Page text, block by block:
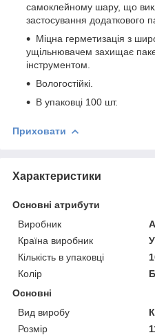
самоклейному шару, що
застосування додаткового
Міцна герметизація з
ущільнювачем захищає
інструментом.
Вологостійкі.
В упаковці 100 шт.
Приховати
Характеристики
Основні атрибути
Виробник
Країна виробник
Кількість в упаковці
Колір
Основні
Вид виробу
Розмір